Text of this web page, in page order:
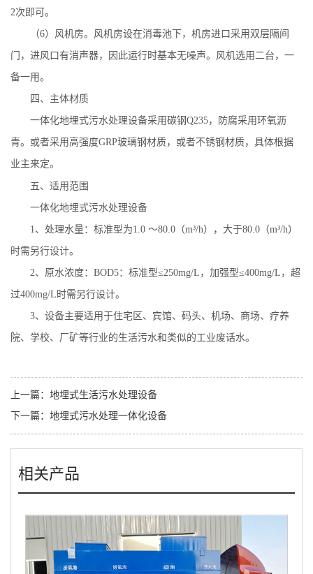
2次即可。
（6）风机房。风机房设在消毒池下，机房进口采用双层隔间
门，进风口有消声器，因此运行时基本无噪声。风机选用二台，一
备一用。
四、 主体材质
一体化地埋式污水处理设备采用碳钢Q235，防腐采用环氧沥
青。 或者采用高强度GRP玻璃钢材质，或者不锈钢材质，具体根据
业主来定。
五、 适用范围
一体化地埋式污水处理设备
1、处理水量：标准型为1.0 ～80.0 （m³/h），大于80.0 （m³/h）
时需另行设计。
2、原水浓度： BOD5：标准型≤250mg/L ，加强型≤400mg/L ，超
过400mg/L 时需另行设计。
3、设备主要适用于住宅区、宾馆、码头、机场、商场、疗养
院、学校、厂矿等行业的生活污水和类似的工业废话水。
上一篇： 地埋式生活污水处理设备
下一篇： 地埋式污水处理一体化设备
相关产品